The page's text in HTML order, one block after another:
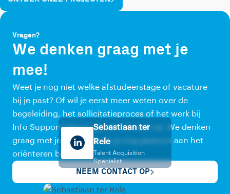
Vragen?
We denken graag met je
mee!
Weet je nog niet welke afstudeerstage of vacature
bij je past? Of wil je eerst meer weten over de
begeleiding, het sollicitatieproces of het werk bij
Info Support? Neem gerust contact op. We denken
graag met je mee, ook als je nog gewoon aan het
oriënteren bent.
NEEM CONTACT OP
Sebastiaan ter
Rele
Talent Acquisition
Specialist